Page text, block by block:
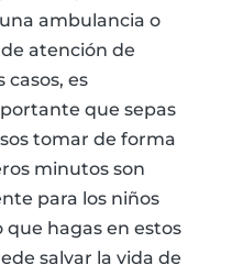
ambulancia o
atención de
casos, es
que sepas
tomar de forma
minutos son
para los niños
que hagas en estos
salvar la vida de